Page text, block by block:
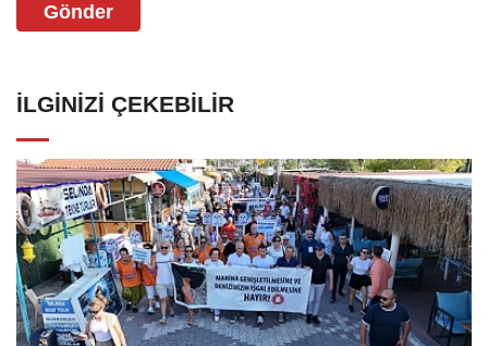
Gönder
İLGINIZI ÇEKEBILIR